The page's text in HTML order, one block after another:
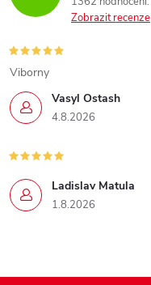
Zobrazit recenze
Vasyl Ostash
4.8.2026
Viborny
Ladislav Matula
1.8.2026